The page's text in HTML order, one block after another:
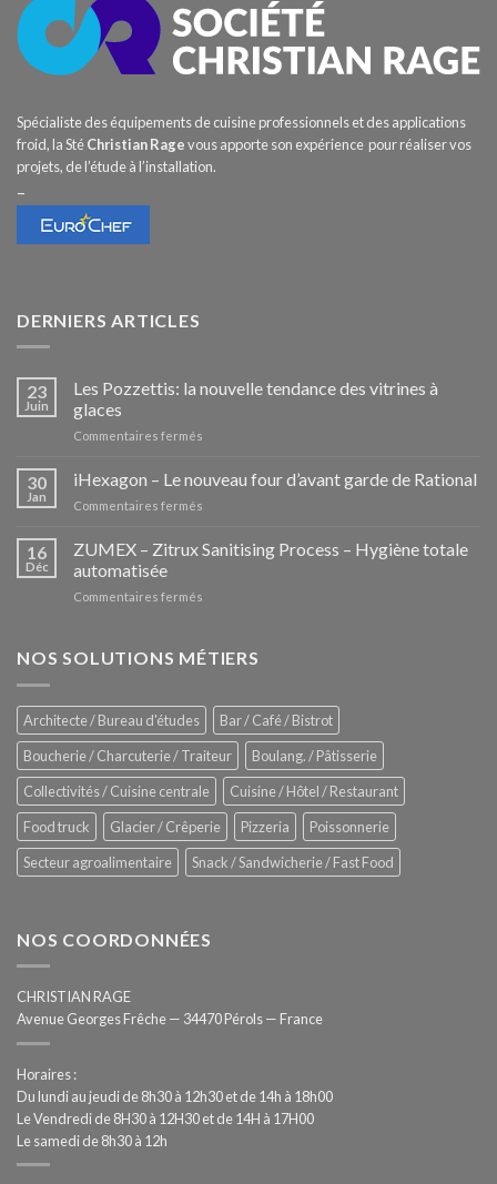
Spécialiste des équipements de cuisine professionnels et des applications
froid, la StéChristian Ragevous apporte son expérience pour réaliser vos
projets, de l’étude à l’installation.
–
DERNIERS ARTICLES
23
Juin
Les Pozzettis: la nouvelle tendance des vitrines à
glaces
Commentaires fermés
Pozzettis:
des
30
Jan
iHexagon – Le nouveau four d’avant garde de Rational
Commentaires fermés
–
de
16
Déc
ZUMEX – Zitrux Sanitising Process – Hygiène totale
automatisée
Commentaires fermés
Zitrux
–
Hygiène
totale
automatisée
NOS SOLUTIONS MÉTIERS
Architecte / Bureau d'études
Bar / Café / Bistrot
Boucherie / Charcuterie / Traiteur
Boulang. / Pâtisserie
Collectivités / Cuisine centrale
Cuisine / Hôtel / Restaurant
Food truck
Glacier / Crêperie Pizzeria
Poissonnerie
Secteur agroalimentaire
Snack / Sandwicherie / Fast Food
NOS COORDONNÉES
CHRISTIAN RAGE
Avenue Georges Frêche — 34470 Pérols — France
Horaires :
Du lundi au jeudi de 8h30 à 12h30 et de 14h à 18h00
Le Vendredi de 8H30 à 12H30 et de 14H à 17H00
Le samedi de 8h30 à 12h